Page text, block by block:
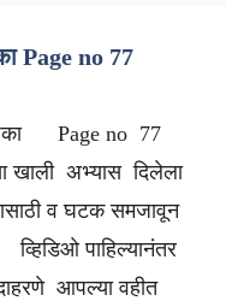
Page no 77
Page no 77
खाली अभ्यास दिलेला
व घटक समजावून
आपल्या वहीत